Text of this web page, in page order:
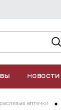
НОВОСТИ
аптечки